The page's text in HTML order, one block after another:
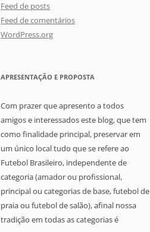
Feed de posts
Feed de comentários
WordPress.org
APRESENTAÇÃO E PROPOSTA
Com prazer que apresento a todos
amigos e interessados este blog, que tem
como finalidade principal, preservar em
um único local tudo que se refere ao
Futebol Brasileiro, independente de
categoria (amador ou profissional,
principal ou categorias de base, futebol de
praia ou futebol de salão), afinal nossa
tradição em todas as categorias é